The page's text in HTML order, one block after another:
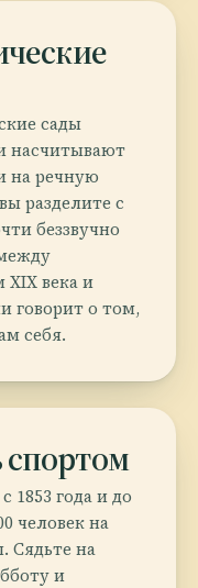
сады
насчитывают
на речную
разделите с
беззвучно
века и
говорит о том,
себя.
года и до
человек на
Сядьте на
и